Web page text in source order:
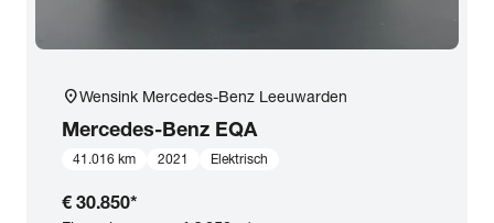
Aantal deuren
location_onWensink Mercedes-Benz Leeuwarden
Mercedes-Benz EQA
41.016 km 2021 Elektrisch
€ 30.850*